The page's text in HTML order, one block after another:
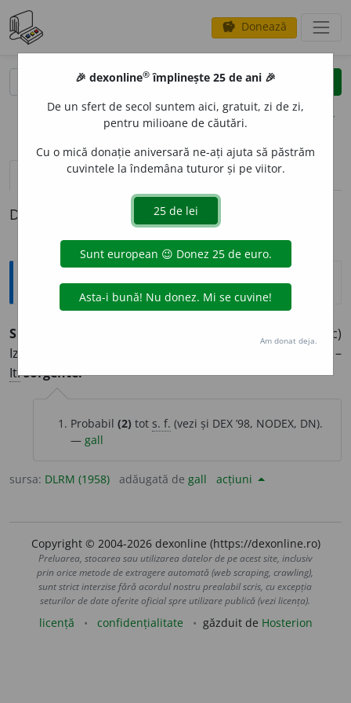
savings Donează
clear
opțiuni
definiții (1) pronunțievolume_up (19)
Definiția cu ID-ul 506112:
Explicative DEX
SORG
(Livresc)
Izvor, sursă de informații; origine.
) Izvor de apă. –
It.sorgente.
Probabil (2) tot s. f. (vezi și DEX ’98, NODEX, DN).
— gall
sursa: DLRM (1958) adăugată de gall acțiuni
Copyright © 2004-2026 dexonline (https://dexonline.ro)
Preluarea, stocarea sau utilizarea datelor de pe acest site, inclusiv
prin orice metode de extragere automată (web scraping, crawling),
sunt strict interzise fără acordul nostru prealabil scris, cu excepția
seturilor de date oferite oficial spre utilizare publică (vezi licența).
licență confidențialitate găzduit de Hosterion
🎉 dexonline® împlinește 25 de ani 🎉
De un sfert de secol suntem aici, gratuit, zi de zi,
pentru milioane de căutări.
Cu o mică donație aniversară ne-ați ajuta să păstrăm
cuvintele la îndemâna tuturor și pe viitor.
Am donat deja.